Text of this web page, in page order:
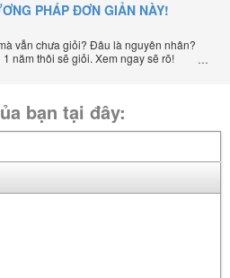
PHÁP ĐƠN GIẢN NÀY!
vẫn chưa giỏi? Đâu là nguyên nhân?
năm thôi sẽ giỏi. Xem ngay sẽ rõ!
bạn tại đây: